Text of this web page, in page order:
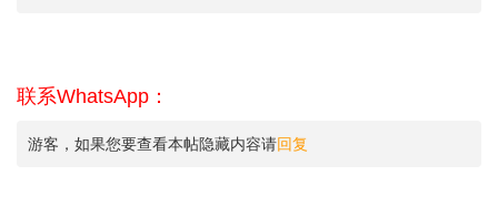
联系WhatsApp：
游客，如果您要查看本帖隐藏内容请回复